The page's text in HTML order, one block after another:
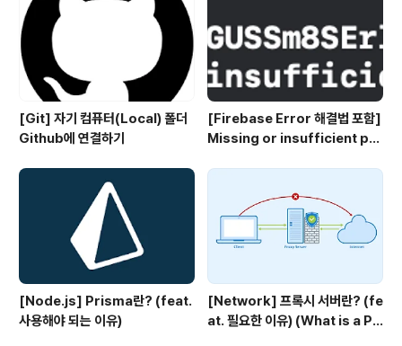
[Git] 자기 컴퓨터(Local) 폴더
Github에 연결하기
[Firebase Error 해결법 포함]
Missing or insufficient per
[Node.js] Prisma란? (feat.
사용해야 되는 이유)
[Network] 프록시 서버란? (fe
at. 필요한 이유) (What is a Pr